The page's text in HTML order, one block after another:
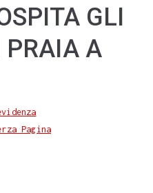
GLI
PRAIA A
Pagina